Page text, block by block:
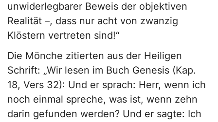
unwiderlegbarer Beweis der objektiven
Realität –, dass nur acht von zwanzig
Klöstern vertreten sind!“
Die Mönche zitierten aus der Heiligen
Schrift: „Wir lesen im Buch Genesis (Kap.
18, Vers 32): Und er sprach: Herr, wenn ich
noch einmal spreche, was ist, wenn zehn
darin gefunden werden? Und er sagte: Ich